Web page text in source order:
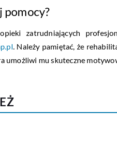
pomocy?
zatrudniających
. Należy pamiętać, że
umożliwi mu skuteczne